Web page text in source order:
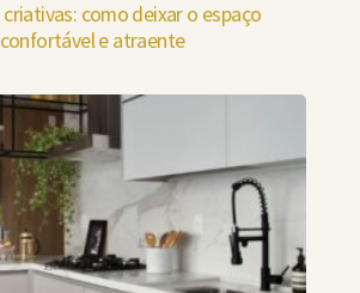
criativas: como deixar o espaço
confortável e atraente